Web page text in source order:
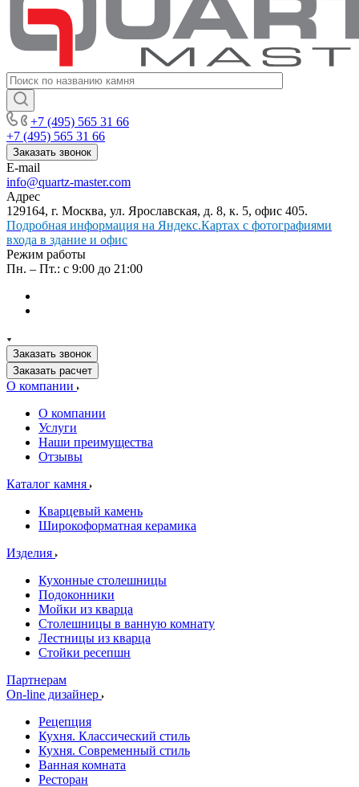
+7 (495) 565 31 66
+7 (495) 565 31 66
Заказать звонок
E-mail
info@quartz-master.com
Адрес
129164, г. Москва, ул. Ярославская, д. 8, к. 5, офис 405.
Подробная информация на Яндекс.Картах с фотографиями
входа в здание и офис
Режим работы
Пн. – Пт.: с 9:00 до 21:00
Заказать звонок
Заказать расчет
О компании
О компании
Услуги
Наши преимущества
Отзывы
Каталог камня
Кварцевый камень
Широкоформатная керамика
Изделия
Кухонные столешницы
Подоконники
Мойки из кварца
Столешницы в ванную комнату
Лестницы из кварца
Стойки ресепшн
Партнерам
On-line дизайнер
Рецепция
Кухня. Классический стиль
Кухня. Современный стиль
Ванная комната
Ресторан